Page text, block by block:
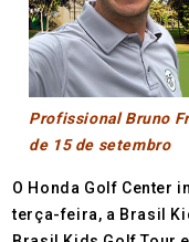
Profissional Bruno
de 15 de setembro
O Honda Golf Center
terça-feira, a Brasil